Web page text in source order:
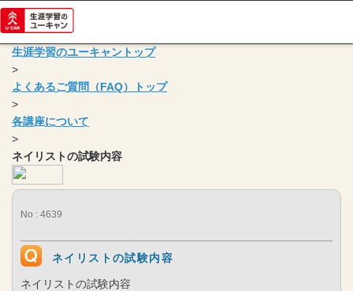
生涯学習のユーキャントップ
>
よくあるご質問（FAQ）トップ
>
各講座について
>
ネイリストの試験内容
No : 4639
ネイリストの試験内容
ネイリストの試験内容